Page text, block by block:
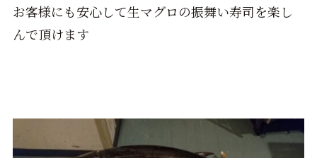
お客様にも安心して生マグロの振舞い寿司を楽し
んで頂けます